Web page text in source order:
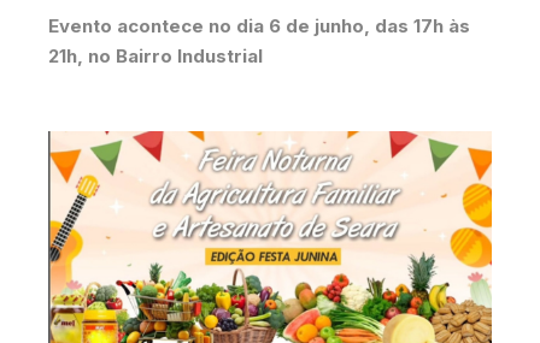
Evento acontece no dia 6 de junho, das 17h às
21h, no Bairro Industrial